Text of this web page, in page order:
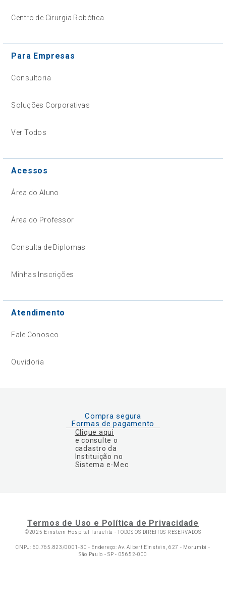
Centro de Cirurgia Robótica
Para Empresas
Consultoria
Soluções Corporativas
Ver Todos
Acessos
Área do Aluno
Área do Professor
Consulta de Diplomas
Minhas Inscrições
Atendimento
Fale Conosco
Ouvidoria
Compra segura
Formas de pagamento
Clique aqui
e consulte o
cadastro da
Instituição no
Sistema e-Mec
Termos de Uso e Política de Privacidade
©2025 Einstein Hospital Israelita -TODOS OS DIREITOS RESERVADOS
CNPJ: 60.765.823/0001-30 - Endereço: Av. Albert Einstein, 627 - Morumbi -
São Paulo - SP - 05652-000